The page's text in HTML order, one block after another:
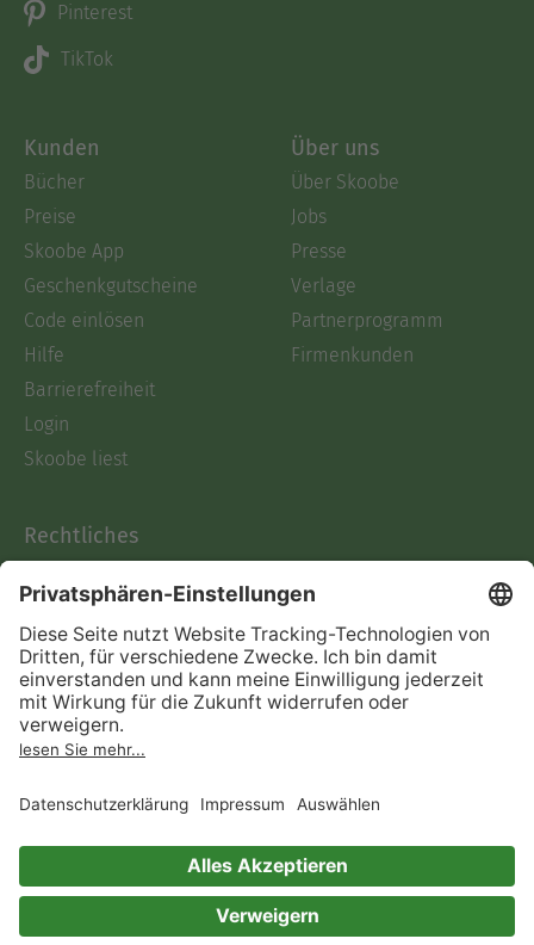
Pinterest
TikTok
Kunden
Bücher
Preise
Skoobe App
Geschenkgutscheine
Code einlösen
Hilfe
Barrierefreiheit
Login
Skoobe liest
Über uns
Über Skoobe
Jobs
Presse
Verlage
Partnerprogramm
Firmenkunden
Rechtliches
AGB
Informationen nach Data
Act
Verträge hier kündigen
Impressum
Immer ein gutes Buch